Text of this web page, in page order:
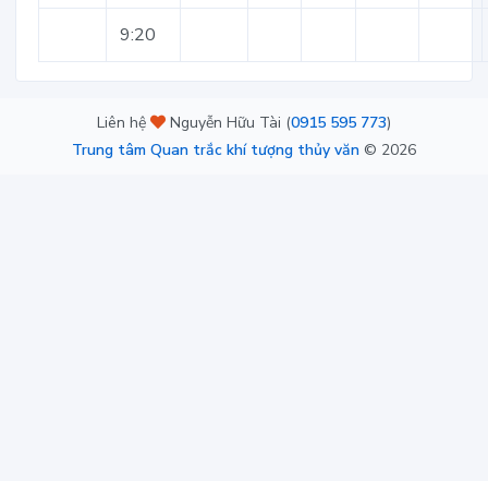
9:20
Liên hệ Nguyễn Hữu Tài (0915 595 773)
Trung tâm Quan trắc khí tượng thủy văn © 2026